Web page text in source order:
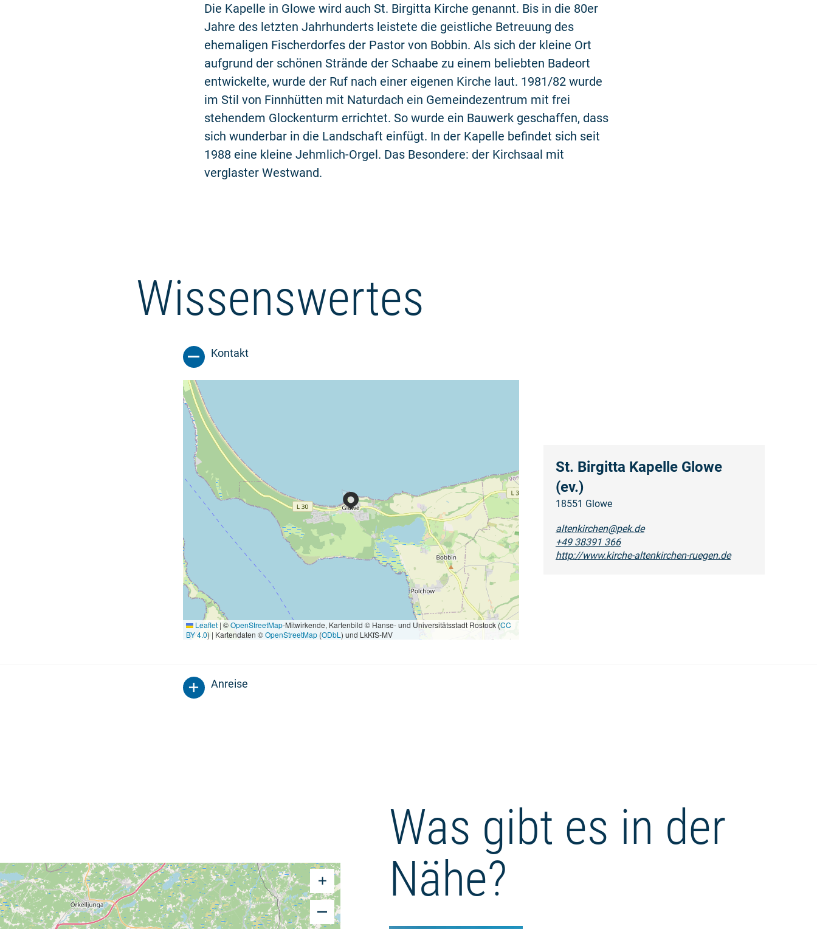
Die Kapelle in Glowe wird auch St. Birgitta Kirche genannt. Bis in die 80er
Jahre des letzten Jahrhunderts leistete die geistliche Betreuung des
ehemaligen Fischerdorfes der Pastor von Bobbin. Als sich der kleine Ort
aufgrund der schönen Strände der Schaabe zu einem beliebten Badeort
entwickelte, wurde der Ruf nach einer eigenen Kirche laut. 1981/82 wurde
im Stil von Finnhütten mit Naturdach ein Gemeindezentrum mit frei
stehendem Glockenturm errichtet. So wurde ein Bauwerk geschaffen, dass
sich wunderbar in die Landschaft einfügt. In der Kapelle befindet sich seit
1988 eine kleine Jehmlich-Orgel. Das Besondere: der Kirchsaal mit
verglaster Westwand.
Wissenswertes
Kontakt
Leaflet | ©OpenStreetMap-Mitwirkende, Kartenbild © Hanse- und Universitätsstadt Rostock (CC
BY 4.0) | Kartendaten ©OpenStreetMap(ODbL ) und LkKfS-MV
St. Birgitta Kapelle Glowe
(ev.)
18551 Glowe
altenkirchen@pek.de
+49 38391 366
http://www.kirche-altenkirchen-ruegen.de
Anreise
Was gibt es in der
Nähe?